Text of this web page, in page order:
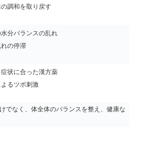
調和を取り戻す
分バランスの乱れ
の停滞
状に合った漢方薬
るツボ刺激
でなく、体全体のバランスを整え、健康な